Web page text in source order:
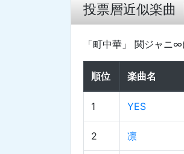
投票層近似楽曲
「町中華」 関ジャニ
順位 楽曲名
1 YES
2 凛